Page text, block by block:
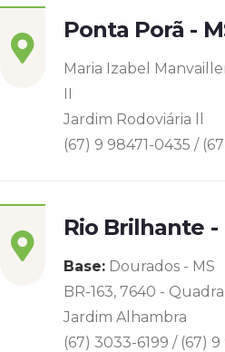
Ponta Porã -
Maria Izabel
II
Jardim Rodoviária ll
(67) 9 98471-0435 /
Rio Brilhante -
Base: Dourados - MS
BR-163, 7640 - Quadra
Jardim Alhambra
(67) 3033-6199 / (67) 9